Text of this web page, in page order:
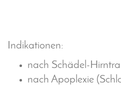
Indikationen:
nach Schädel-
nach Apoplexie